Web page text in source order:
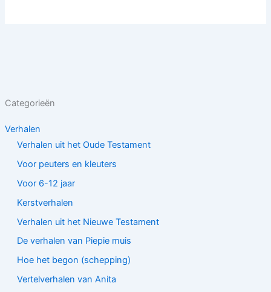
Categorieën
Verhalen
Verhalen uit het Oude Testament
Voor peuters en kleuters
Voor 6-12 jaar
Kerstverhalen
Verhalen uit het Nieuwe Testament
De verhalen van Piepie muis
Hoe het begon (schepping)
Vertelverhalen van Anita